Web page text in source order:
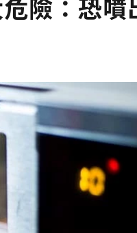
險：恐噴